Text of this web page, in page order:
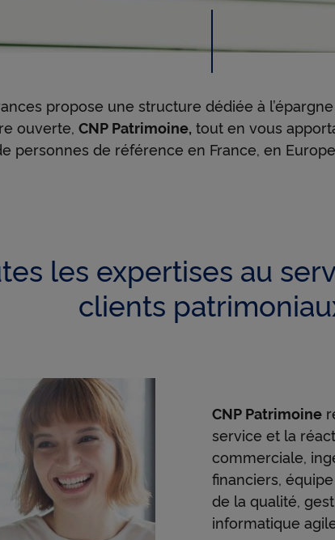
s
ê
t
s
u
a
c
propose une structure dédiée à
ouverte, CNP Patrimoine, tout en vous
personnes de référence en France, en
les expertises au
clients
CNP Patrimoine
service et la
commerciale,
financiers,
de la qualité,
informatique